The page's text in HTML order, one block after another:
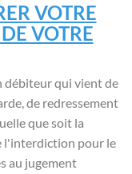
VOTRE
VOTRE
débiteur qui vient de
de redressement
que soit la
l'interdiction pour le
au jugement